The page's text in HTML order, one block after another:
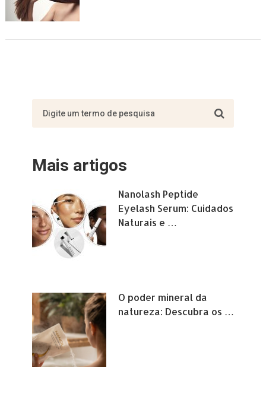
Mais artigos
Nanolash Peptide
Eyelash Serum: Cuidados
Naturais e …
O poder mineral da
natureza: Descubra os …